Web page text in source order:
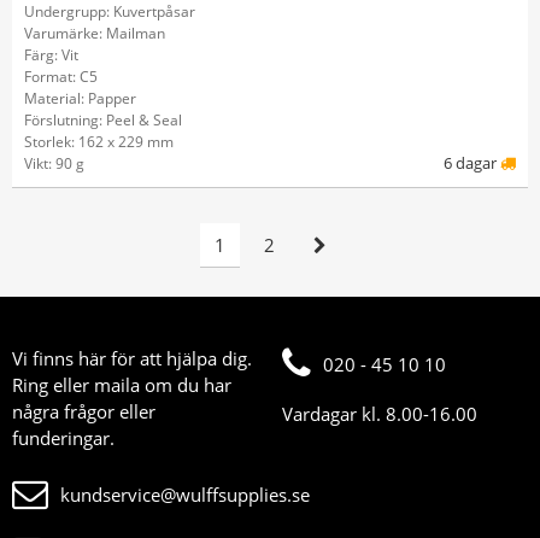
Undergrupp: Kuvertpåsar
Varumärke: Mailman
Färg: Vit
Format: C5
Material: Papper
Förslutning: Peel & Seal
Storlek: 162 x 229 mm
Vikt: 90 g
6 dagar
1 2
Vi finns här för att hjälpa dig.
Ring eller maila om du har
några frågor eller
funderingar.
020 - 45 10 10
Vardagar kl. 8.00-16.00
kundservice@wulffsupplies.se